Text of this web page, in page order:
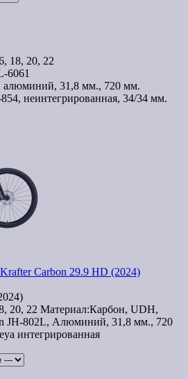
18, 20, 22
6061
алюминий, 31,8 мм., 720 мм.
неинтегрированная, 34/34 мм.
Carbon 29.9 HD (2024)
20, 22 Материал:Карбон, UDH,
JH-802L, Алюминий, 31,8 мм., 720
интегрированная